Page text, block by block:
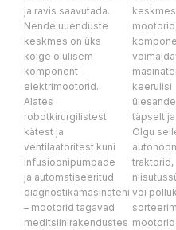
ja ravis saavutada.
Nende uuenduste
keskmes on üks
kõige olulisem
komponent – ​​
elektrimootorid.
Alates
robotkirurgilistest
kätest ja
ventilaatoritest kuni
infusioonipumpade
ja automatiseeritud
diagnostikamasinateni
– mootorid tagavad
meditsiinirakendustes
keerulisi
täpselt
Olgu
traktorid,
või